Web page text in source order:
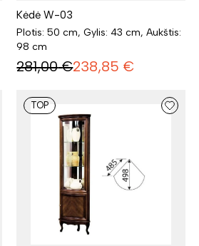
Kėdė W-03
Plotis: 50 cm, Gylis: 43 cm, Aukštis:
98 cm
281,00 €238,85 €
TOP